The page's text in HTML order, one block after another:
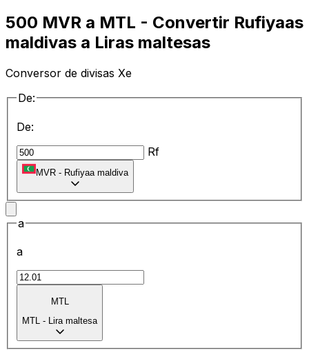
500 MVR a MTL - Convertir Rufiyaas
maldivas a Liras maltesas
Conversor de divisas Xe
De:
De:
Rf
MVR - Rufiyaa maldiva
a
a
MTL
MTL - Lira maltesa